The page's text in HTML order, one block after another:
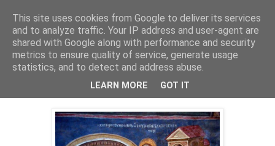
2 Φεβ 2024
Ὑπαπαντή, ἡ γιορτὴ τῆς ἐλευθερίας
This site uses cookies from Google to deliver its services
and to analyze traffic. Your IP address and user-agent are
shared with Google along with performance and security
metrics to ensure quality of service, generate usage
statistics, and to detect and address abuse.
LEARN MORE GOT IT